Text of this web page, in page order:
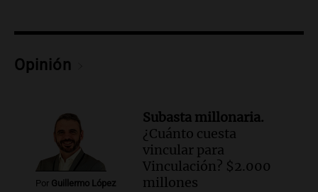
qué crece el consumo de alimentos con
Audio.
Investigan un asalto millonario a
la cooperativa Talamochita en Villa
María
Panorama Federal
Opinión
Por Guillermo López
Subasta millonaria.
¿Cuánto cuesta
vincular para
Vinculación? $2.000
millones